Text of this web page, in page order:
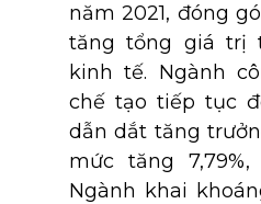
năm 2021, đóng
tăng tổng giá trị
kinh tế. Ngành
chế tạo tiếp tục
dẫn dắt tăng
mức tăng
Ngành khai